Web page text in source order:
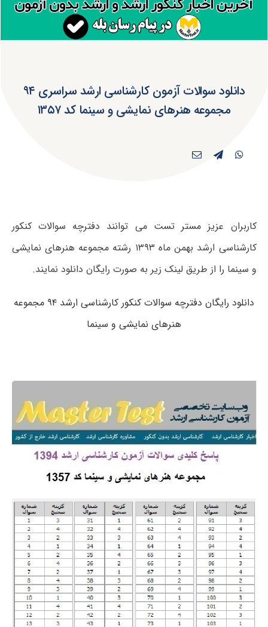
دانلود سوالات آزمون کارشناسی ارشد سراسری ۹۴
مجموعه هنرهای نمایشی و سینما کد ۱۳۵۷
کاربران عزیز مستر تست می توانند دفترچه سوالات کنکور
کارشناسی ارشد بهمن ماه ۱۳۹۳ رشته مجموعه هنرهای نمایشی
و سینما را از طریق لینک زیر به صورت رایگان دانلود نمایند.
دانلود رایگان دفترچه سوالات کنکور کارشناسی ارشد ۹۴ مجموعه
هنرهای نمایشی و سینما